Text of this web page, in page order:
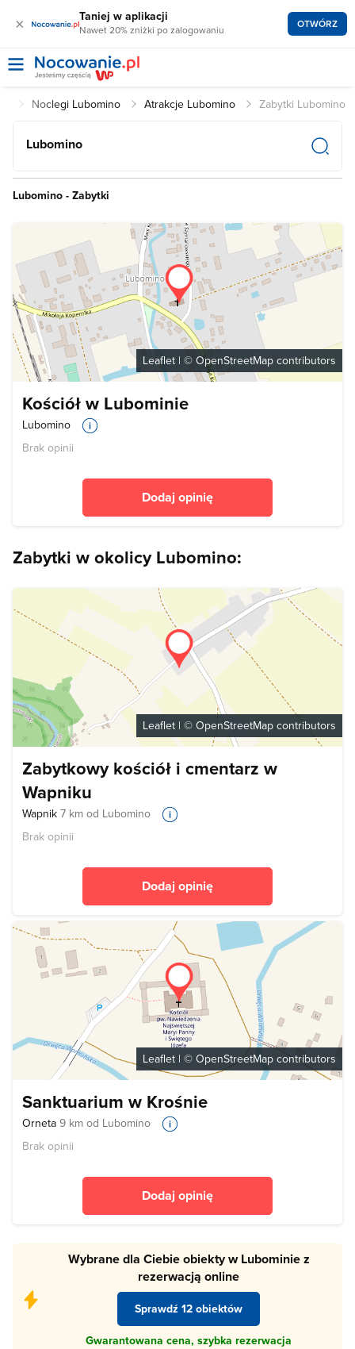
× Taniej w aplikacji
Nawet 20% zniżki po zalogowaniu OTWÓRZ
Noclegi Lubomino Atrakcje Lubomino Zabytki Lubomino
Lubomino
Lubomino - Zabytki
Leaflet | © OpenStreetMap contributors
Kościół w Lubominie
Lubomino
Brak opinii
Dodaj opinię
Zabytki w okolicy Lubomino:
Leaflet | © OpenStreetMap contributors
Zabytkowy kościół i cmentarz w
Wapniku
Wapnik 7 km od Lubomino
Brak opinii
Dodaj opinię
Leaflet | © OpenStreetMap contributors
Sanktuarium w Krośnie
Orneta 9 km od Lubomino
Brak opinii
Dodaj opinię
Wybrane dla Ciebie obiekty w Lubominie z
rezerwacją online
Sprawdź 12 obiektów
Gwarantowana cena, szybka rezerwacja